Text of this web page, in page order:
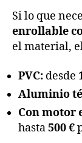
Si lo que
enrollable
el material,
PVC: desde
Aluminio
Con motor
hasta500 €